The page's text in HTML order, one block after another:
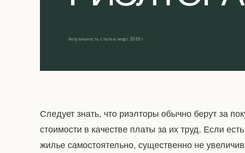
Актуальность статьи: март 2020 г.
Следует знать, что риэлторы обычно берут за
стоимости в качестве платы за их труд. Если
жилье самостоятельно, существенно не